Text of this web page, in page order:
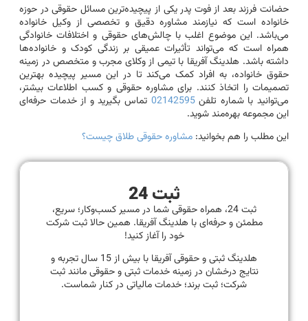
حضانت فرزند بعد از فوت پدر یکی از پیچیده‌ترین مسائل حقوقی در حوزه
خانواده است که نیازمند مشاوره دقیق و تخصصی از وکیل خانواده
می‌باشد. این موضوع اغلب با چالش‌های حقوقی و اختلافات خانوادگی
همراه است که می‌تواند تأثیرات عمیقی بر زندگی کودک و خانواده‌ها
داشته باشد. هلدینگ آفریقا با تیمی از وکلای مجرب و متخصص در زمینه
حقوق خانواده، به افراد کمک می‌کند تا در این مسیر پیچیده بهترین
تصمیمات را اتخاذ کنند. برای مشاوره حقوقی و کسب اطلاعات بیشتر،
می‌توانید با شماره تلفن02142595تماس بگیرید و از خدمات حرفه‌ای
این مجموعه بهره‌مند شوید.
این مطلب را هم بخوانید:مشاوره حقوقی طلاق چیست؟
ثبت 24
ثبت 24، همراه حقوقی شما در مسیر کسب‌وکار؛ سریع،
مطمئن و حرفه‌ای با هلدینگ آفریقا. همین حالا ثبت شرکت
خود را آغاز کنید!
هلدینگ ثبتی و حقوقی آفریقا با بیش از 15 سال تجربه و
نتایج درخشان در زمینه خدمات ثبتی و حقوقی مانند ثبت
شرکت؛ ثبت برند؛ خدمات مالیاتی در کنار شماست.